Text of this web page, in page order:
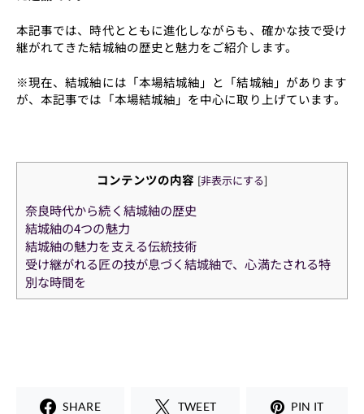
本記事では、時代とともに進化しながらも、確かな技で受け
継がれてきた結城紬の歴史と魅力をご紹介します。
※現在、結城紬には「本場結城紬」と「結城紬」があります
が、本記事では「本場結城紬」を中心に取り上げています。
コンテンツの内容 [非表示にする]
奈良時代から続く結城紬の歴史
結城紬の4つの魅力
結城紬の魅力を支える伝統技術
受け継がれる匠の技が息づく結城紬で、心満たされる特
別な時間を
SHARE TWEET PIN IT